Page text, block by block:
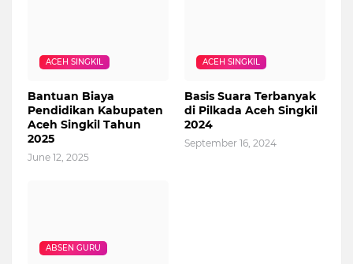
ACEH SINGKIL
Bantuan Biaya
Pendidikan Kabupaten
Aceh Singkil Tahun
2025
June 12, 2025
ACEH SINGKIL
Basis Suara Terbanyak
di Pilkada Aceh Singkil
2024
September 16, 2024
ABSEN GURU